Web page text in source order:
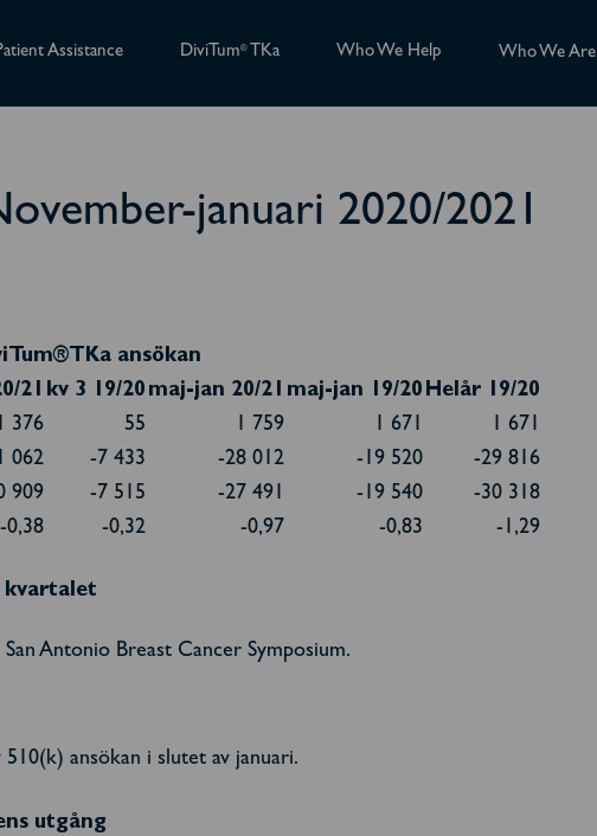
Assistance DiviTum® TKa Who We Help Who We Are
januari 2020/2021
ansökan
21 kv 3 19/20 maj-jan 20/21 maj-jan 19/20 Helår 19/20
1 376 55 1 759 1 671
1 671
062 -7 433 -28 012 -19 520
-29 816
909 -7 515 -27 491 -19 540
-30 318
-0,38 -0,32 -0,97 -0,83 -1,29
kvartalet
Antonio Breast Cancer Symposium.
ansökan i slutet av januari.
utgång